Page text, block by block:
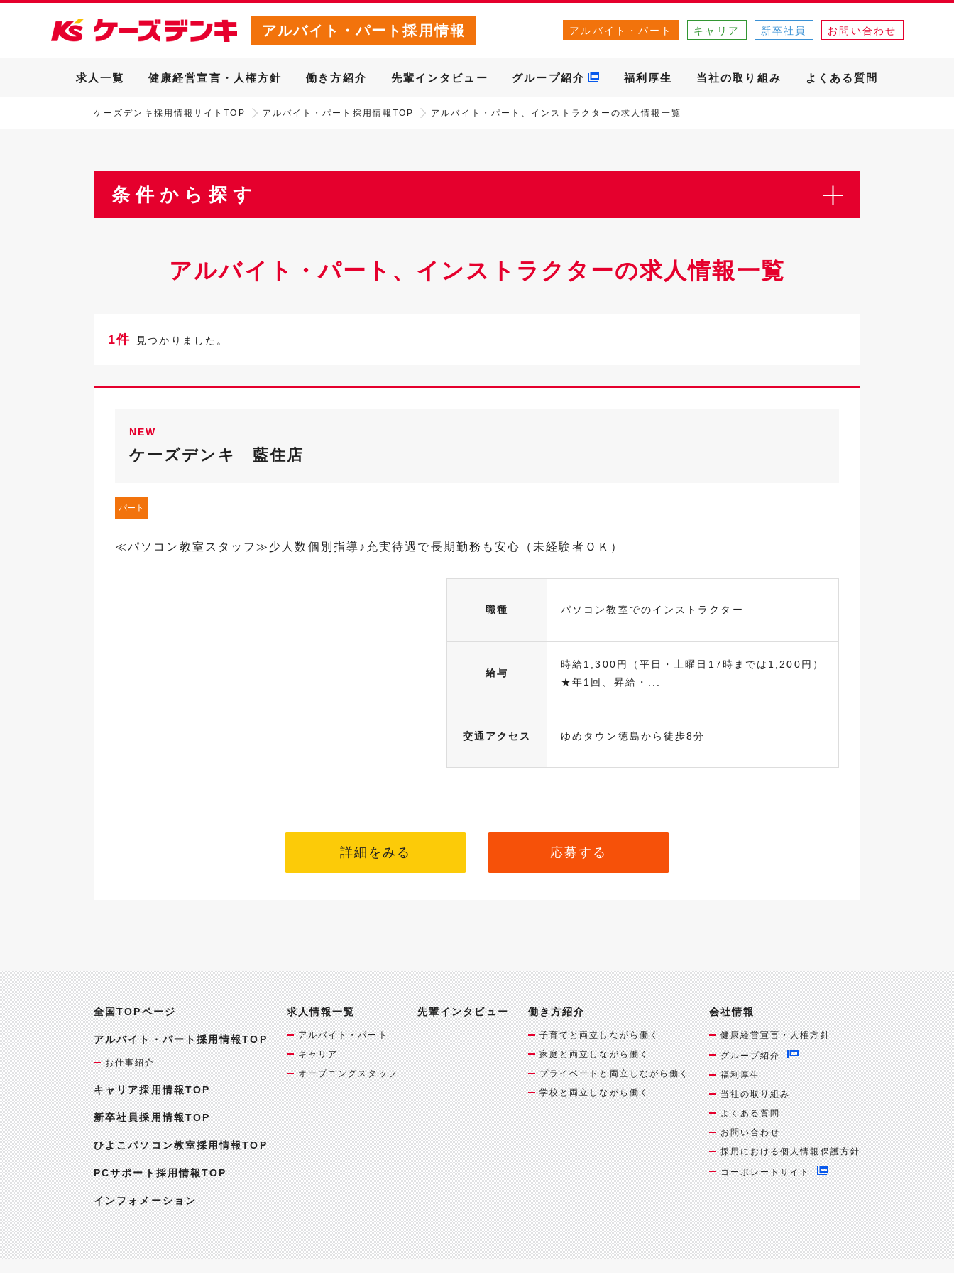
アルバイト・パート採用情報 アルバイト・パート キャリア 新卒社員 お問い合わせ
求人一覧 健康経営宣言・人権方針 働き方紹介 先輩インタビュー グループ紹介 福利厚生 当社の取り組み よくある質問
ケーズデンキ採用情報サイトTOP アルバイト・パート採用情報TOP アルバイト・パート、インストラクターの求人情報一覧
条件から探す
アルバイト・パート、インストラクターの求人情報一覧
1件 見つかりました。
NEW
ケーズデンキ 藍住店
パート
≪パソコン教室スタッフ≫少人数個別指導♪充実待遇で長期勤務も安心（未経験者ＯＫ）
職種 パソコン教室でのインストラクター
給与
時給1,300円（平日・土曜日17時までは1,200円）
★年1回、昇給・...
交通アクセス ゆめタウン徳島から徒歩8分
詳細をみる 応募する
全国TOPページ
アルバイト・パート採用情報TOP
お仕事紹介
キャリア採用情報TOP
新卒社員採用情報TOP
ひよこパソコン教室採用情報TOP
PCサポート採用情報TOP
インフォメーション
求人情報一覧
アルバイト・パート
キャリア
オープニングスタッフ
先輩インタビュー 働き方紹介
子育てと両立しながら働く
家庭と両立しながら働く
プライベートと両立しながら働く
学校と両立しながら働く
会社情報
健康経営宣言・人権方針
グループ紹介
福利厚生
当社の取り組み
よくある質問
お問い合わせ
採用における個人情報保護方針
コーポレートサイト